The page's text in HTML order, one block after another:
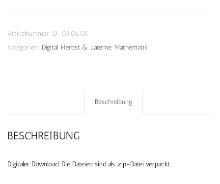
Download
Artikelnummer: D-03.06.05
Kategorien: Digital, Herbst & Laterne, Mathematik
Beschreibung
BESCHREIBUNG
Digitaler Download. Die Dateien sind als .zip-Datei verpackt.